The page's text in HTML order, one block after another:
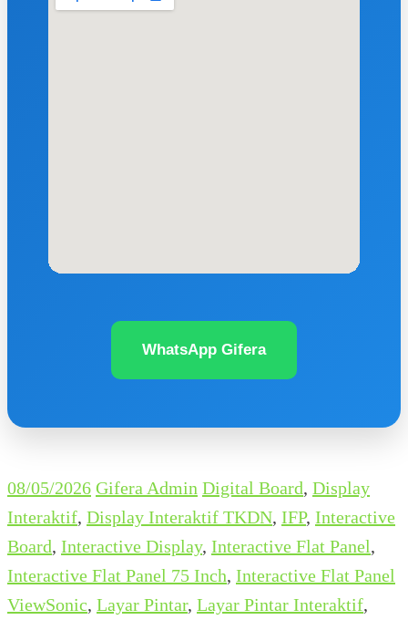
WhatsApp Gifera
08/05/2026 Gifera Admin Digital Board, Display
Interaktif, Display Interaktif TKDN, IFP, Interactive
Board, Interactive Display, Interactive Flat Panel,
Interactive Flat Panel 75 Inch, Interactive Flat Panel
ViewSonic, Layar Pintar, Layar Pintar Interaktif,